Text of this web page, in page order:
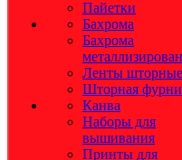
Пайетки
Бахрома
Бахрома
Ленты шторные
Шторная
Канва
Наборы для
вышивания
Принты для